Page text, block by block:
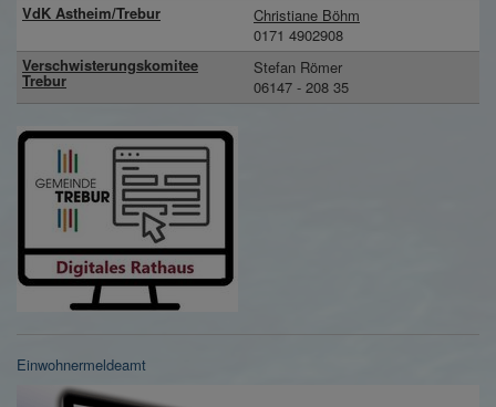
VdK Astheim/Trebur
Christiane Böhm
0171 4902908
Verschwisterungskomitee
Trebur
Stefan Römer
06147 - 208 35
Einwohnermeldeamt